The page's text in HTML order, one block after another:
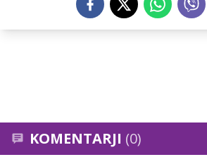
KOMENTARJI (0)